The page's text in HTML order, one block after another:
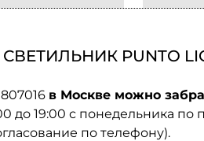
PUNTO
в Москве можно
до 19:00 с понедельника по
по телефону).